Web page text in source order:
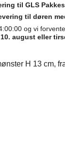
til GLS
til døren
og vi
august eller
H 13 cm,